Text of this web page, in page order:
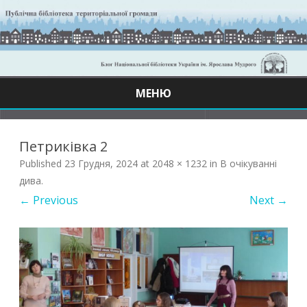
МЕНЮ
Петриківка 2
Published 23 Грудня, 2024 at 2048 × 1232 in В очікуванні
дива.
← Previous Next →